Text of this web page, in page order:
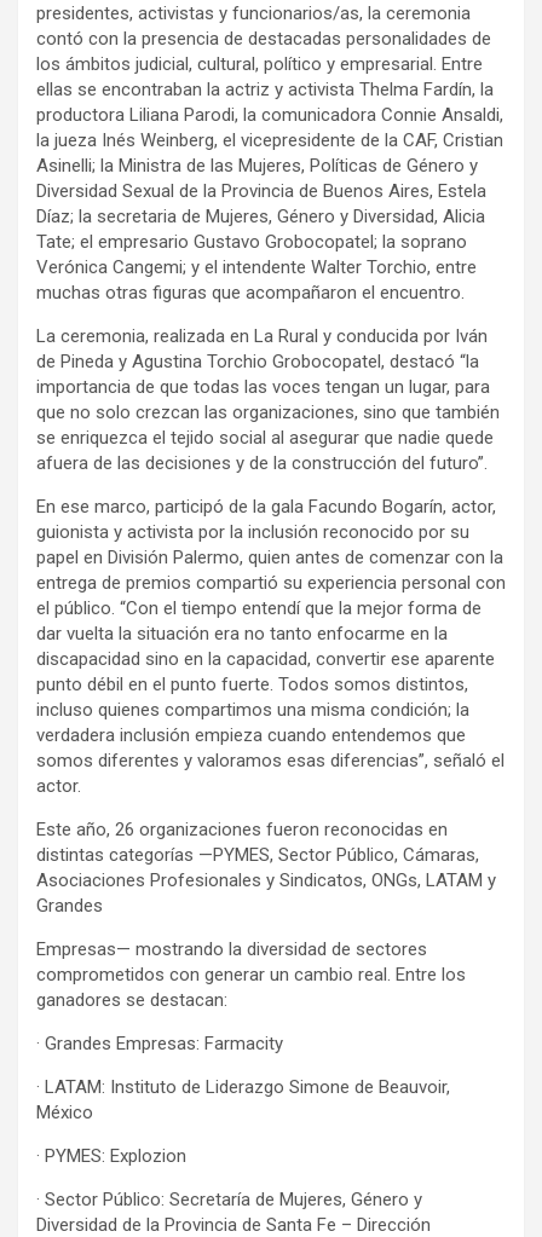
presidentes, activistas y funcionarios/as, la ceremonia
contó con la presencia de destacadas personalidades de
los ámbitos judicial, cultural, político y empresarial. Entre
ellas se encontraban la actriz y activista Thelma Fardín, la
productora Liliana Parodi, la comunicadora Connie Ansaldi,
la jueza Inés Weinberg, el vicepresidente de la CAF, Cristian
Asinelli; la Ministra de las Mujeres, Políticas de Género y
Diversidad Sexual de la Provincia de Buenos Aires, Estela
Díaz; la secretaria de Mujeres, Género y Diversidad, Alicia
Tate; el empresario Gustavo Grobocopatel; la soprano
Verónica Cangemi; y el intendente Walter Torchio, entre
muchas otras figuras que acompañaron el encuentro.
La ceremonia, realizada en La Rural y conducida por Iván
de Pineda y Agustina Torchio Grobocopatel, destacó “la
importancia de que todas las voces tengan un lugar, para
que no solo crezcan las organizaciones, sino que también
se enriquezca el tejido social al asegurar que nadie quede
afuera de las decisiones y de la construcción del futuro”.
En ese marco, participó de la gala Facundo Bogarín, actor,
guionista y activista por la inclusión reconocido por su
papel en División Palermo, quien antes de comenzar con la
entrega de premios compartió su experiencia personal con
el público. “Con el tiempo entendí que la mejor forma de
dar vuelta la situación era no tanto enfocarme en la
discapacidad sino en la capacidad, convertir ese aparente
punto débil en el punto fuerte. Todos somos distintos,
incluso quienes compartimos una misma condición; la
verdadera inclusión empieza cuando entendemos que
somos diferentes y valoramos esas diferencias”, señaló el
actor.
Este año, 26 organizaciones fueron reconocidas en
distintas categorías —PYMES, Sector Público, Cámaras,
Asociaciones Profesionales y Sindicatos, ONGs, LATAM y
Grandes
Empresas— mostrando la diversidad de sectores
comprometidos con generar un cambio real. Entre los
ganadores se destacan:
· Grandes Empresas: Farmacity
· LATAM: Instituto de Liderazgo Simone de Beauvoir,
México
· PYMES: Explozion
· Sector Público: Secretaría de Mujeres, Género y
Diversidad de la Provincia de Santa Fe – Dirección